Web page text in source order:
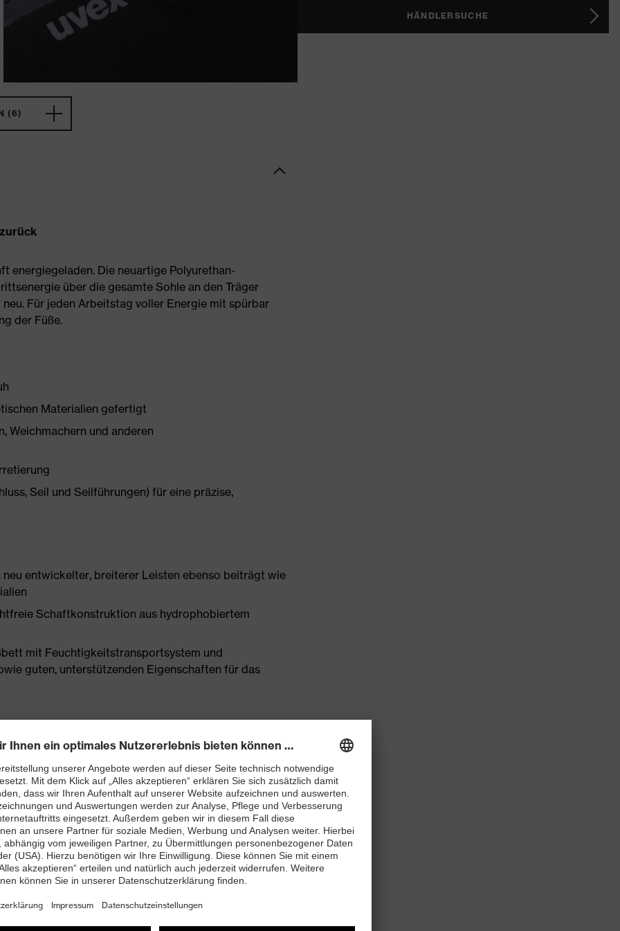
(6)
energiegeladen. Die neuartige Polyurethan-
über die gesamte Sohle an den Träger
Für jeden Arbeitstag voller Energie mit spürbar
der Füße.
Materialien gefertigt
Weichmachern und anderen
Seil und Seilführungen) für eine präzise,
entwickelter, breiterer Leisten ebenso beiträgt wie
Schaftkonstruktion aus hydrophobiertem
mit Feuchtigkeitstransportsystem und
guten, unterstützenden Eigenschaften für das
mit besten Dämpfungseigenschaften im Vorfuß und
(Rebound) über die gesamte Zwischensohle und
Laufsohle setzt neueste biomechanische
sehr rutschhemmend, die Profilierung eignet
kleiner 100 Megaohm
HÄNDLERSUCHE